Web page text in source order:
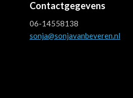
Contactgegevens
06-14558138
sonja@sonjavanbeveren.nl